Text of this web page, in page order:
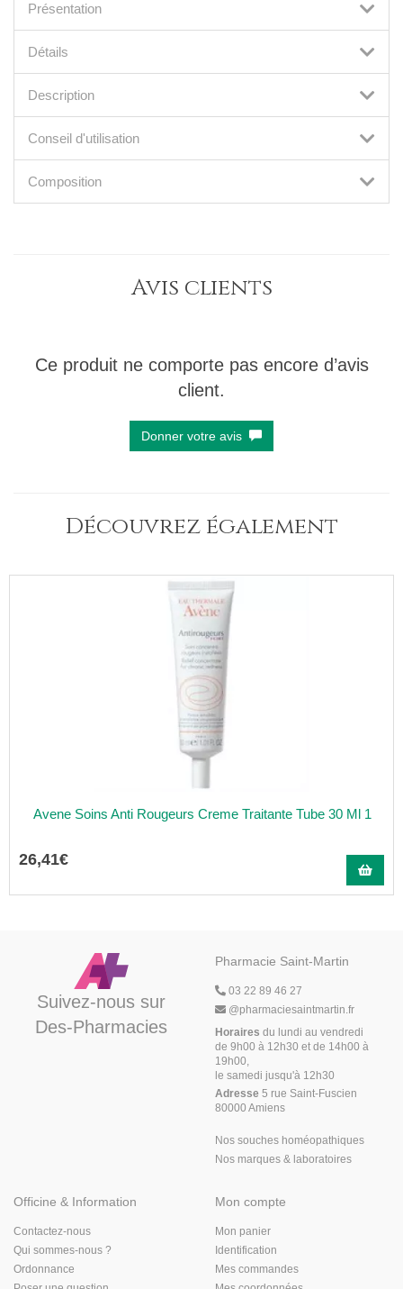
Présentation
Détails
Description
Conseil d'utilisation
Composition
Avis clients
Ce produit ne comporte pas encore d’avis
client.
Donner votre avis
Découvrez également
Avene Soins Anti Rougeurs Creme Traitante Tube 30 Ml 1
26,41€
Suivez-nous sur
Des-Pharmacies
Pharmacie Saint-Martin
03 22 89 46 27
@pharmaciesaintmartin.fr
Horaires du lundi au vendredi
de 9h00 à 12h30 et de 14h00 à
19h00,
le samedi jusqu'à 12h30
Adresse 5 rue Saint-Fuscien
80000 Amiens
Nos souches homéopathiques
Nos marques & laboratoires
Officine & Information
Contactez-nous
Qui sommes-nous ?
Ordonnance
Mon compte
Mon panier
Identification
Mes commandes